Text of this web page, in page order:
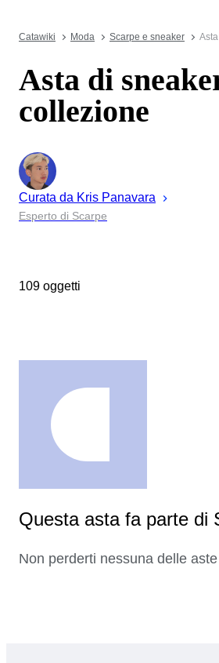
Catawiki Moda Scarpe e sneaker
Asta di
collezione
Curata da Kris Panavara
Esperto di Scarpe
109 oggetti
Questa asta fa parte di
Non perderti nessuna delle aste